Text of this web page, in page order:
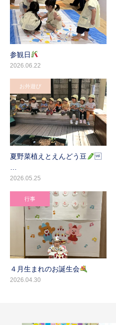
参観日
2026.06.22
お外遊び
夏野菜植えとえんどう豆
2026.05.25
行事
４月生まれのお誕生会
2026.04.30